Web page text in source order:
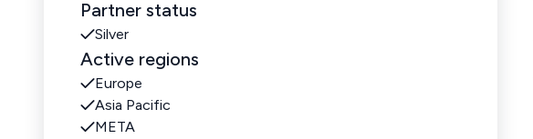
Partner status
Silver
Active regions
Europe
Asia Pacific
META